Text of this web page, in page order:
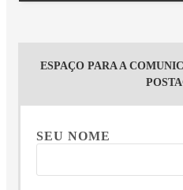
ESPAÇO PARA A
SEU NOME